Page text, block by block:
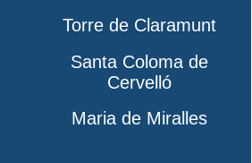
Torre de Claramunt
Santa Coloma de
Cervelló
Maria de Miralles